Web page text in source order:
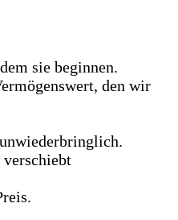
sie beginnen.
den wir
verschiebt